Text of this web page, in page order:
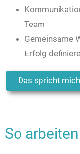
Team
Gemeinsame
Erfolg
Das spricht
So